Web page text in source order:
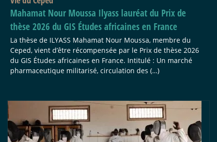
Mahamat Nour Moussa Ilyass lauréat du Prix de
thèse 2026 du GIS Études africaines en France
La thèse de ILYASS Mahamat Nour Moussa, membre du
Ceped, vient d’être récompensée par le Prix de thèse 2026
du GIS Études africaines en France. Intitulé : Un marché
pharmaceutique militarisé, circulation des (…)